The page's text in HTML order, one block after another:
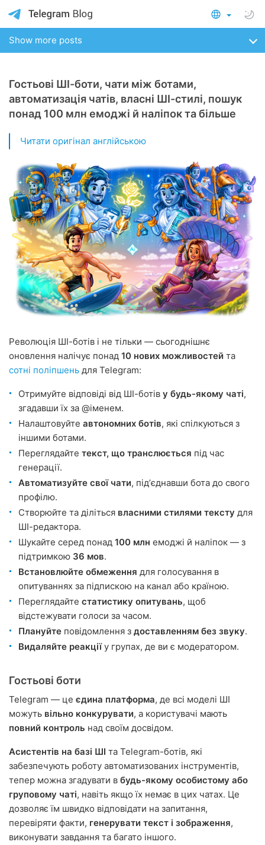
Show more posts
Гостьові ШІ-боти, чати між ботами,
автоматизація чатів, власні ШІ-стилі, пошук
понад 100 млн емоджі й наліпок та більше
Читати оригінал англійською
Революція ШІ-ботів і не тільки — сьогоднішнє
оновлення налічує понад 10 нових можливостей та
сотні поліпшень для Telegram:
Отримуйте відповіді від ШІ-ботів у будь-якому чаті,
згадавши їх за @іменем.
Налаштовуйте автономних ботів, які спілкуються з
іншими ботами.
Переглядайте текст, що транслюється під час
генерації.
Автоматизуйте свої чати, підʼєднавши бота до свого
профілю.
Створюйте та діліться власними стилями тексту для
ШІ-редактора.
Шукайте серед понад 100 млн емоджі й наліпок — з
підтримкою 36 мов.
Встановлюйте обмеження для голосування в
опитуваннях за підпискою на канал або країною.
Переглядайте статистику опитувань, щоб
відстежувати голоси за часом.
Плануйте повідомлення з доставленням без звуку.
Видаляйте реакціїу групах, де ви є модератором.
Гостьові боти
Telegram — це єдина платформа, де всі моделі ШІ
можуть вільно конкурувати, а користувачі мають
повний контроль над своїм досвідом.
Асистентів на базі ШІ та Telegram-ботів, які
забезпечують роботу автоматизованих інструментів,
тепер можна згадувати в будь-якому особистому або
груповому чаті, навіть якщо їх немає в цих чатах. Це
дозволяє їм швидко відповідати на запитання,
перевіряти факти, генерувати текст і зображення,
виконувати завдання та багато іншого.